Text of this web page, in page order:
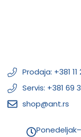
Prodaja: +381 11
Servis: +381 69
shop@ant.rs